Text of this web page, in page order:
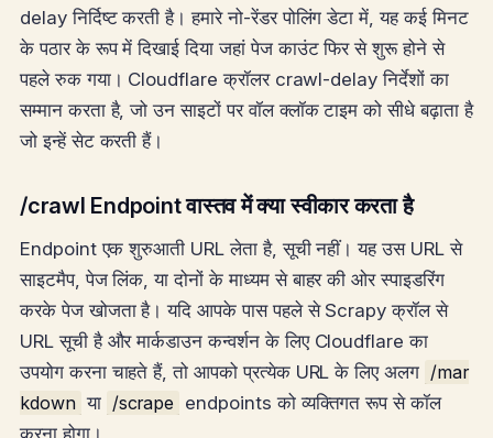
delay निर्दिष्ट करती है। हमारे नो-रेंडर पोलिंग डेटा में, यह कई मिनट
के पठार के रूप में दिखाई दिया जहां पेज काउंट फिर से शुरू होने से
पहले रुक गया। Cloudflare क्रॉलर crawl-delay निर्देशों का
सम्मान करता है, जो उन साइटों पर वॉल क्लॉक टाइम को सीधे बढ़ाता है
जो इन्हें सेट करती हैं।
/crawl Endpoint वास्तव में क्या स्वीकार करता है
Endpoint एक शुरुआती URL लेता है, सूची नहीं। यह उस URL से
साइटमैप, पेज लिंक, या दोनों के माध्यम से बाहर की ओर स्पाइडरिंग
करके पेज खोजता है। यदि आपके पास पहले से Scrapy क्रॉल से
URL सूची है और मार्कडाउन कन्वर्शन के लिए Cloudflare का
उपयोग करना चाहते हैं, तो आपको प्रत्येक URL के लिए अलग /mar
kdown या /scrape endpoints को व्यक्तिगत रूप से कॉल